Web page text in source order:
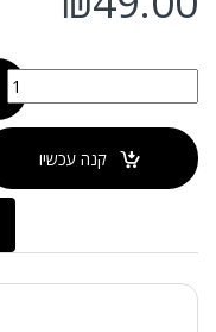
קנה עכשיו